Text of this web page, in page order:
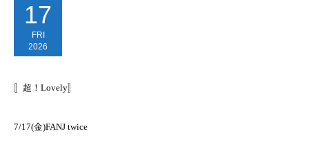
17
FRI
2026
〚超！Lovely〛
7/17(金)FANJ twice